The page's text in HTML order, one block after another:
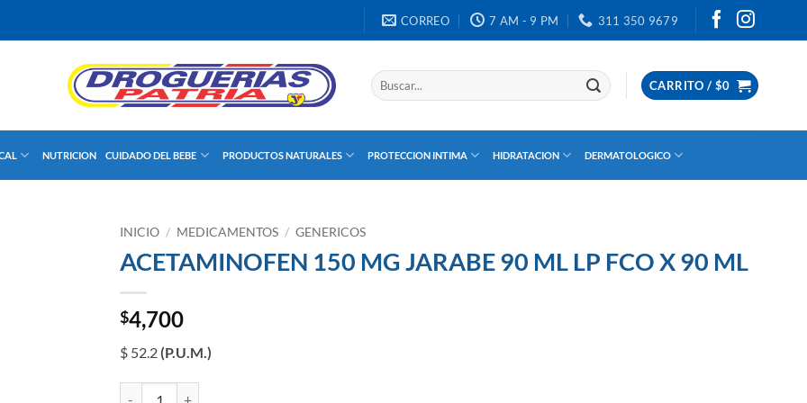
CORREO 7 AM - 9 PM 311 350 9679
Buscar
por:
CARRITO / $0
NUTRICION CUIDADO DEL BEBE PRODUCTOS NATURALES PROTECCION INTIMA HIDRATACION DERMATOLOGICO
INICIO / MEDICAMENTOS / GENERICOS
ACETAMINOFEN 150 MG JARABE 90 ML LP FCO X 90 ML
$4,700
$ 52.2(P.U.M.)